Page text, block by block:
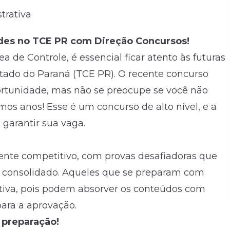
no TCE PR com Direção Concursos!
de Controle, é essencial ficar atento às futuras
do Paraná (TCE PR). O recente concurso
mas não se preocupe se você não
anos! Esse é um concurso de alto nível, e a
sua vaga.
competitivo, com provas desafiadoras que
Aqueles que se preparam com
pois podem absorver os conteúdos com
a aprovação.